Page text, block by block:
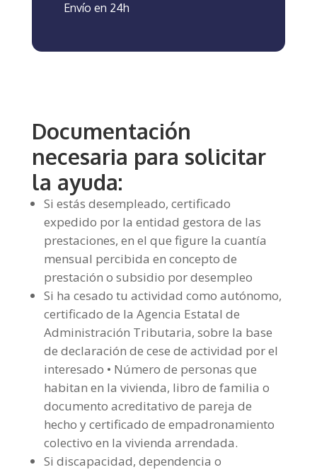
Envío en 24h
Documentación
necesaria para solicitar
la ayuda:
Si estás desempleado, certificado
expedido por la entidad gestora de las
prestaciones, en el que figure la cuantía
mensual percibida en concepto de
prestación o subsidio por desempleo
Si ha cesado tu actividad como autónomo,
certificado de la Agencia Estatal de
Administración Tributaria, sobre la base
de declaración de cese de actividad por el
interesado • Número de personas que
habitan en la vivienda, libro de familia o
documento acreditativo de pareja de
hecho y certificado de empadronamiento
colectivo en la vivienda arrendada.
Si discapacidad, dependencia o